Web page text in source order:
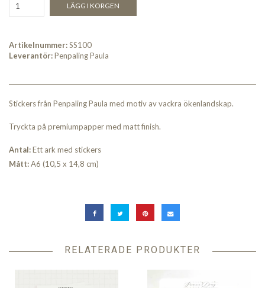
LÄGG I KORGEN
Artikelnummer:SS100
Leverantör:Penpaling Paula
Stickers från Penpaling Paula med motiv av vackra ökenlandskap.
Tryckta på premiumpapper med matt finish.
Antal:Ett ark med stickers
Mått:A6 (10,5 x 14,8 cm)
RELATERADE PRODUKTER